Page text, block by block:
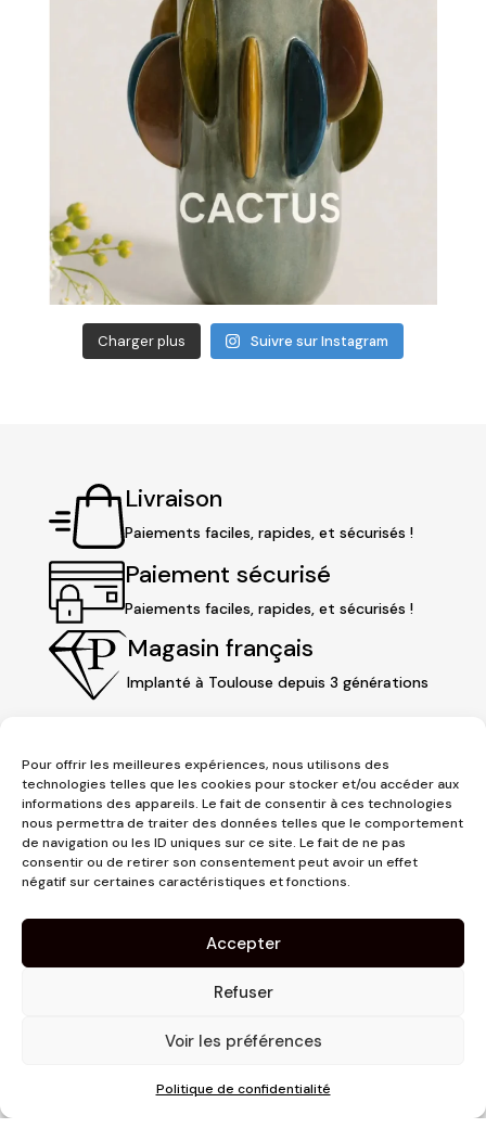
Pour offrir les meilleures expériences, nous utilisons des
technologies telles que les cookies pour stocker et/ou accéder aux
informations des appareils. Le fait de consentir à ces technologies
nous permettra de traiter des données telles que le comportement
de navigation ou les ID uniques sur ce site. Le fait de ne pas
consentir ou de retirer son consentement peut avoir un effet
négatif sur certaines caractéristiques et fonctions.
Accepter
Refuser
Voir les préférences
Politique de confidentialité
Charger plus Suivre sur Instagram
Livraison
Paiements faciles, rapides, et sécurisés !
Paiement sécurisé
Paiements faciles, rapides, et sécurisés !
Magasin français
Implanté à Toulouse depuis 3 générations
1er étage
contact@pujolmaison.com